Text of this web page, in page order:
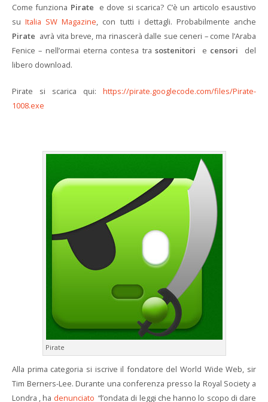
Come funziona Pirate e dove si scarica? C’è un articolo esaustivo
suItalia SW Magazine, con tutti i dettagli. Probabilmente anche
Pirate avrà vita breve, ma rinascerà dalle sue ceneri – come l’Araba
Fenice – nell’ormai eterna contesa trasostenitori e censori del
libero download.
Pirate si scarica qui: https://pirate.googlecode.com/files/Pirate-
1008.exe
Pirate
Alla prima categoria si iscrive il fondatore del World Wide Web, sir
Tim Berners-Lee. Durante una conferenza presso la Royal Society a
Londra , ha denunciato “l’ondata di leggi che hanno lo scopo di dare